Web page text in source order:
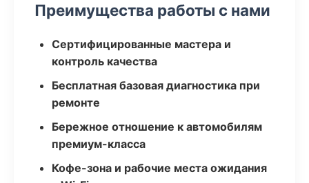
Преимущества работы с нами
Сертифицированные мастера и
контроль качества
Бесплатная базовая диагностика при
ремонте
Бережное отношение к автомобилям
премиум-класса
Кофе-зона и рабочие места ожидания